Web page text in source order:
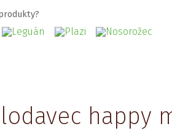
happy